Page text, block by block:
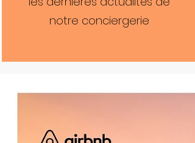
notre conciergerie